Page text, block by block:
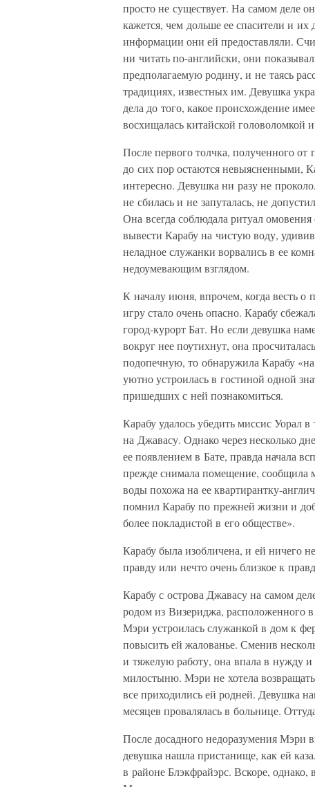
просто не существует. На самом деле
кажется, чем дольше ее спасители и их
информации они ей предоставляли.
ни читать по-английски, они
предполагаемую родину, и не таясь
традициях, известных им. Девушка
дела до того, какое происхождение
восхищалась китайской
После первого толчка, полученного от
до сих пор остаются невыясненными,
интересно. Девушка ни разу не
не сбилась и не запуталась, не
Она всегда соблюдала ритуал
вывести Карабу на чистую воду,
неладное служанки ворвались в ее
недоумевающим взглядом.
К началу июня, впрочем, когда весть о
игру стало очень опасно. Карабу
город-курорт Бат. Но если девушка
вокруг нее поутихнут, она
подопечную, то обнаружила Карабу
уютно устроилась в гостиной одной
пришедших с ней познакомиться.
Карабу удалось убедить миссис Уорал
на Джавасу. Однако через несколько
ее появлением в Бате, правда начала
прежде снимала помещение, сообщила
воды похожа на ее квартирантку-
помнил Карабу по прежней жизни и
более покладистой в его обществе».
Карабу была изобличена, и ей ничего
правду или нечто очень близкое к
Карабу с острова Джавасу на самом
родом из Визериджа, расположенного
Мэри устроилась служанкой в дом к
повысить ей жалованье. Сменив
и тяжелую работу, она впала в нужду
милостыню. Мэри не хотела
все приходились ей родней. Девушка
месяцев провалялась в больнице.
После досадного недоразумения Мэри
девушка нашла пристанище, как ей
в районе Блэкфрайэрс. Вскоре,